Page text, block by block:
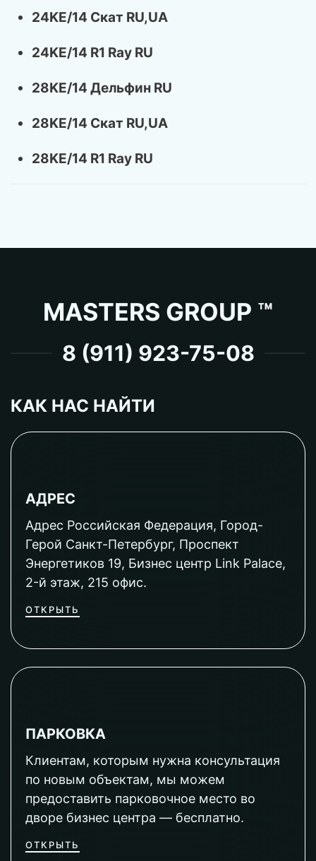
24KE/14 Скат RU,UA
24KE/14 R1 Ray RU
28KE/14 Дельфин RU
28KE/14 Скат RU,UA
28KE/14 R1 Ray RU
MASTERS GROUP ™
8 (911) 923-75-08
КАК НАС НАЙТИ
АДРЕС
Адрес Российская Федерация, Город-
Герой Санкт-Петербург, Проспект
Энергетиков 19, Бизнес центр Link Palace,
2-й этаж, 215 офис.
ОТКРЫТЬ
ПАРКОВКА
Клиентам, которым нужна консультация
по новым объектам, мы можем
предоставить парковочное место во
дворе бизнес центра — бесплатно.
ОТКРЫТЬ